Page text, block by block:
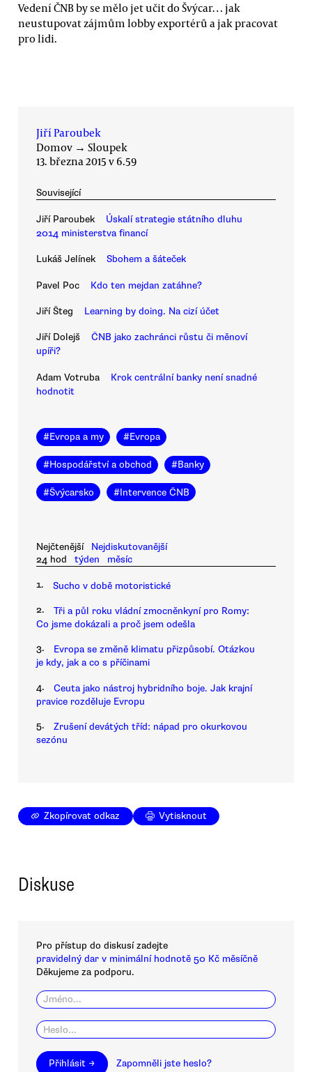
Vedení ČNB by se mělo jet učit do Švýcar… jak
neustupovat zájmům lobby exportérů a jak pracovat
pro lidi.
Jiří Paroubek
Domov → Sloupek
13. března 2015 v 6.59
Související
Jiří Paroubek
Úskalí strategie státního dluhu
2014 ministerstva financí
Lukáš Jelínek Sbohem a šáteček
Pavel Poc Kdo ten mejdan zatáhne?
Jiří Šteg Learning by doing. Na cizí účet
Jiří Dolejš
ČNB jako zachránci růstu či měnoví
upíři?
Adam Votruba
Krok centrální banky není snadné
hodnotit
#Evropa a my #Evropa
#Hospodářství a obchod #Banky
#Švýcarsko #Intervence ČNB
Nejčtenější
Nejdiskutovanější
24 hod
týden měsíc
1. Sucho v době motoristické
2.
Tři a půl roku vládní zmocněnkyní pro Romy:
Co jsme dokázali a proč jsem odešla
3.
Evropa se změně klimatu přizpůsobí. Otázkou
je kdy, jak a co s příčinami
4.
Ceuta jako nástroj hybridního boje. Jak krajní
pravice rozděluje Evropu
5.
Zrušení devátých tříd: nápad pro okurkovou
sezónu
Zkopírovat odkaz Vytisknout
Diskuse
Pro přístup do diskusí zadejte
pravidelný dar v minimální hodnotě 50 Kč měsíčně
Děkujeme za podporu.
Přihlásit → Zapomněli jste heslo?